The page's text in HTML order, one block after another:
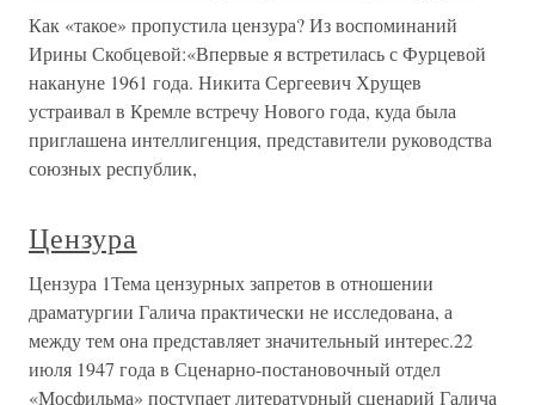
Как «такое» пропустила цензура? Из воспоминаний
Ирины Скобцевой:«Впервые я встретилась с Фурцевой
накануне 1961 года. Никита Сергеевич Хрущев
устраивал в Кремле встречу Нового года, куда была
приглашена интеллигенция, представители руководства
союзных республик,
Цензура
Цензура 1Тема цензурных запретов в отношении
драматургии Галича практически не исследована, а
между тем она представляет значительный интерес.22
июля 1947 года в Сценарно-постановочный отдел
«Мосфильма» поступает литературный сценарий Галича